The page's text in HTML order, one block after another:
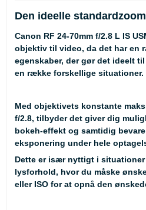
Den ideelle
Canon RF 24-70mm f/2.8 L IS
objektiv til video, da det har en
egenskaber, der gør det ideelt
en række forskellige situationer.
Med objektivets konstante
f/2.8, tilbyder det giver dig
bokeh-effekt og samtidig
eksponering under hele
Dette er især nyttigt i situationer
lysforhold, hvor du måske
eller ISO for at opnå den